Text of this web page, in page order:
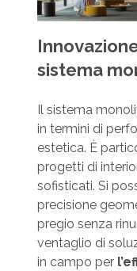
sistema
Il sistema
in termini di
estetica. È
progetti di
sofisticati. Si
precisione
pregio senza
ventaglio di
in campo per